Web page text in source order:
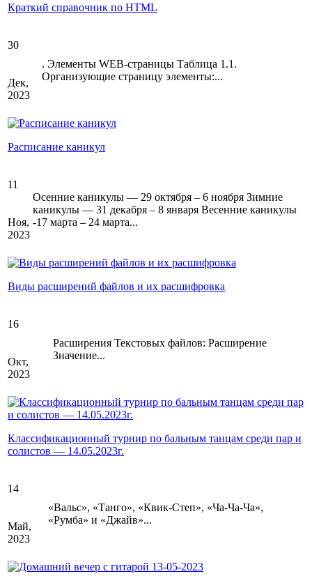
Краткий справочник по HTML
30
. Элементы WEB-страницы Таблица 1.1.
Организующие страницу элементы:...
Дек,
2023
Расписание каникул
11
Осенние каникулы — 29 октября – 6 ноября Зимние
каникулы — 31 декабря – 8 января Весенние каникулы
-17 марта – 24 марта...
Ноя,
2023
Виды расширений файлов и их расшифровка
16
Расширения Текcтовых файлов: Расширение
Значение...
Окт,
2023
Классификационный турнир по бальным танцам среди пар и
солистов — 14.05.2023г.
14
«Вальс», «Танго», «Квик-Степ», «Ча-Ча-Ча»,
«Румба» и «Джайв»...
Май,
2023